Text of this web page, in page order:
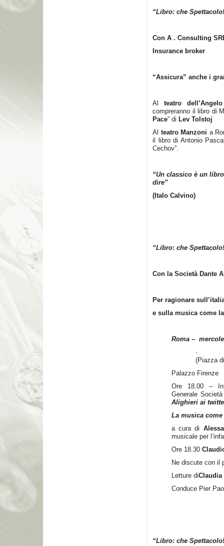
“Libro: che
Con A . Consulting
Insurance broker
“Assicura” anche i
Al teatro dell’Angelo
compreranno il libro di
Pace” di Lev Tolstoj
Al teatro Manzoni a
il libro di Antonio
Cechov”.
“Un classico è un
dire”
(Italo Calvino)
“Libro: che
Con la Società Dante
Per ragionare
e sulla musica come
Roma –
(Piazza
Palazzo Firenze
Ore 18.00 –
Generale
Alighieri ai
La musica
a cura di
musicale per
Ore 18.30
Ne discute con il
Letture diClaudia
Conduce Pier
“Libro: che